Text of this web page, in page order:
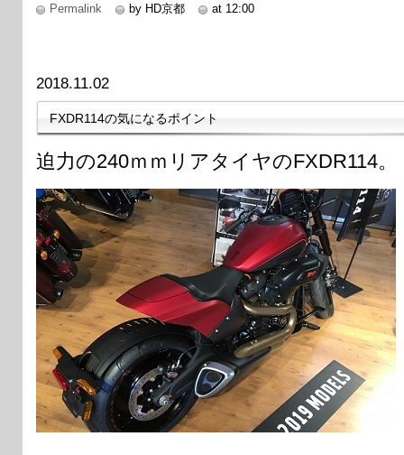
Permalink by HD京都 at 12:00
2018.11.02
FXDR114の気になるポイント
迫力の240ｍｍリアタイヤのFXDR114。